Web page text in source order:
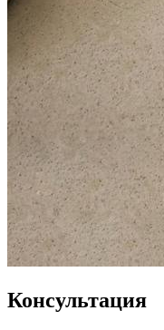
Консультация